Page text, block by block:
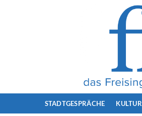
STADTGESPRÄCHE KULTUR